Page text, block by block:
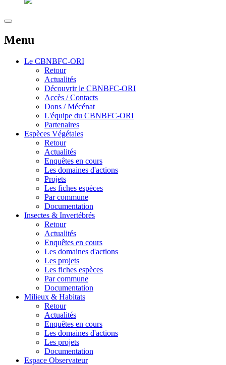
Menu
Le CBNBFC-ORI
Retour
Actualités
Découvrir le CBNBFC-ORI
Accès / Contacts
Dons / Mécénat
L'équipe du CBNBFC-ORI
Partenaires
Espèces Végétales
Retour
Actualités
Enquêtes en cours
Les domaines d'actions
Projets
Les fiches espèces
Par commune
Documentation
Insectes & Invertébrés
Retour
Actualités
Enquêtes en cours
Les domaines d'actions
Les projets
Les fiches espèces
Par commune
Documentation
Milieux & Habitats
Retour
Actualités
Enquêtes en cours
Les domaines d'actions
Les projets
Documentation
Espace Observateur